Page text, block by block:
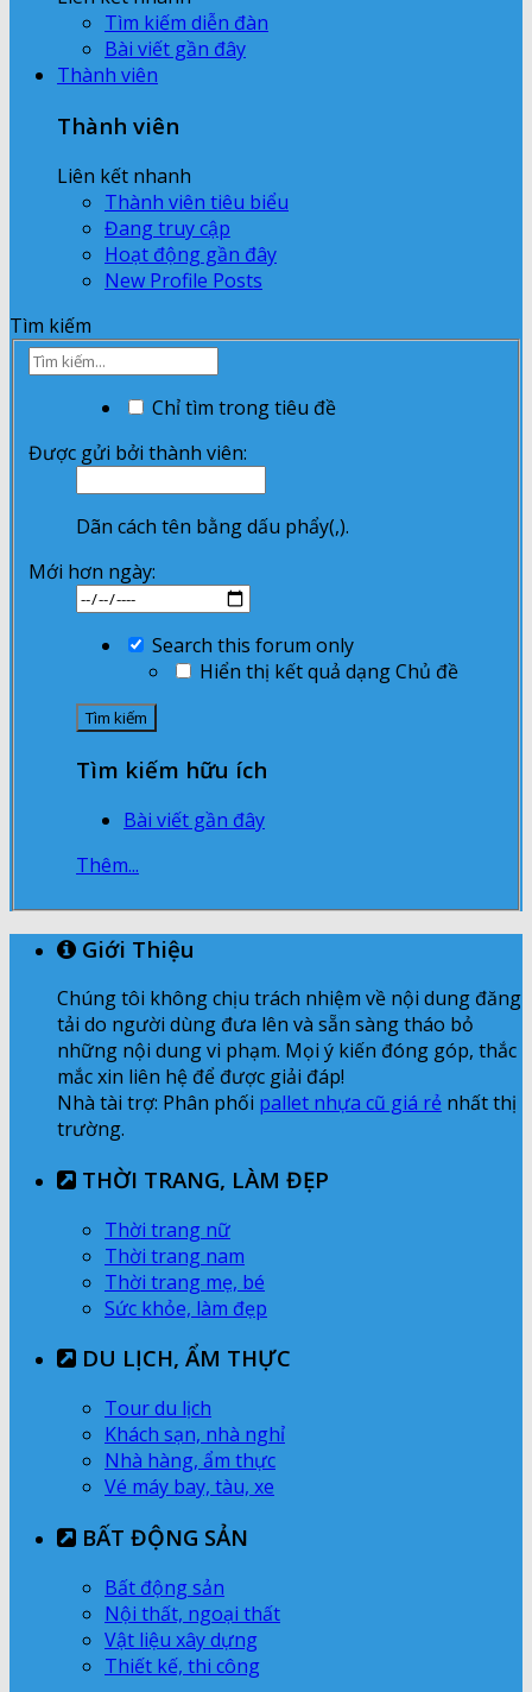
Tìm kiếm diễn đàn
Bài viết gần đây
Thành viên
Thành viên
Liên kết nhanh
Thành viên tiêu biểu
Đang truy cập
Hoạt động gần đây
New Profile Posts
Tìm kiếm
Chỉ tìm trong tiêu đề
Được gửi bởi thành viên:
Dãn cách tên bằng dấu phẩy(,).
Mới hơn ngày:
Search this forum only
Hiển thị kết quả dạng Chủ đề
Tìm kiếm hữu ích
Bài viết gần đây
Thêm...
Giới Thiệu
Chúng tôi không chịu trách nhiệm về nội dung đăng
tải do người dùng đưa lên và sẵn sàng tháo bỏ
những nội dung vi phạm. Mọi ý kiến đóng góp, thắc
mắc xin liên hệ để được giải đáp!
Nhà tài trợ: Phân phối pallet nhựa cũ giá rẻ nhất thị
trường.
THỜI TRANG, LÀM ĐẸP
Thời trang nữ
Thời trang nam
Thời trang mẹ, bé
Sức khỏe, làm đẹp
DU LỊCH, ẨM THỰC
Tour du lịch
Khách sạn, nhà nghỉ
Nhà hàng, ẩm thực
Vé máy bay, tàu, xe
BẤT ĐỘNG SẢN
Bất động sản
Nội thất, ngoại thất
Vật liệu xây dựng
Thiết kế, thi công